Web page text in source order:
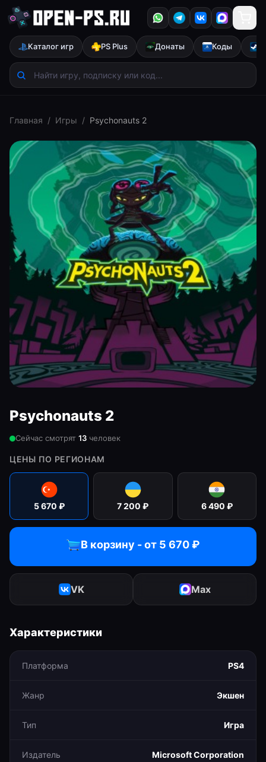
Каталог игр PS Plus Донаты Коды
Главная / Игры / Psychonauts 2
Psychonauts 2
Сейчас смотрят 13 человек
ЦЕНЫ ПО РЕГИОНАМ
5 670 ₽ 7 200 ₽ 6 490 ₽
В корзину - от 5 670₽
VK Max
Характеристики
Платформа PS4
Жанр Экшен
Тип Игра
Издатель Microsoft Corporation